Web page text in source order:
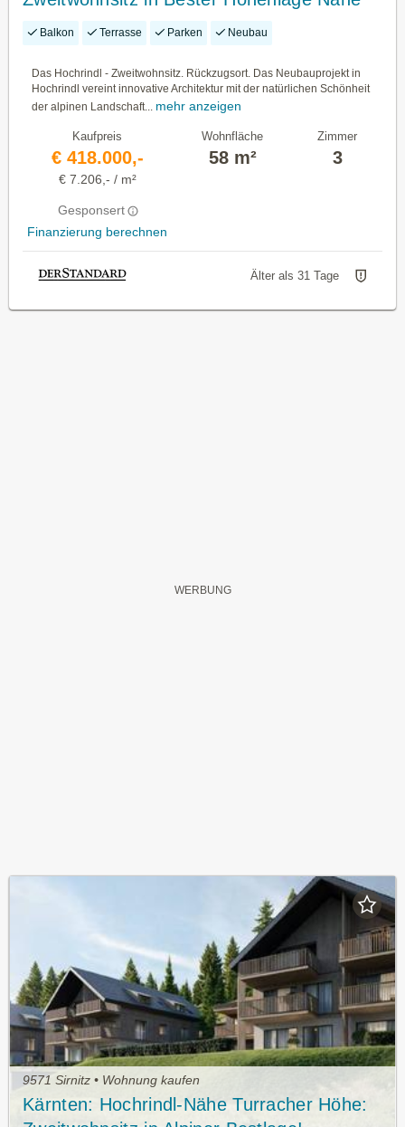
Turracher Höhe! Honorarfrei Für Käufer:
Balkon Terrasse Parken Neubau
Das Hochrindl - Zweitwohnsitz. Rückzugsort. Das Neubauprojekt in
Hochrindl vereint innovative Architektur mit der natürlichen Schönheit
der alpinen Landschaft... mehr anzeigen
Kaufpreis
€ 418.000,-
€ 7.206,- / m²
Gesponsert
Finanzierung berechnen
Wohnfläche
58 m²
Zimmer
3
Älter als 31 Tage
9571 Sirnitz • Wohnung kaufen
Kärnten: Hochrindl-Nähe Turracher Höhe: